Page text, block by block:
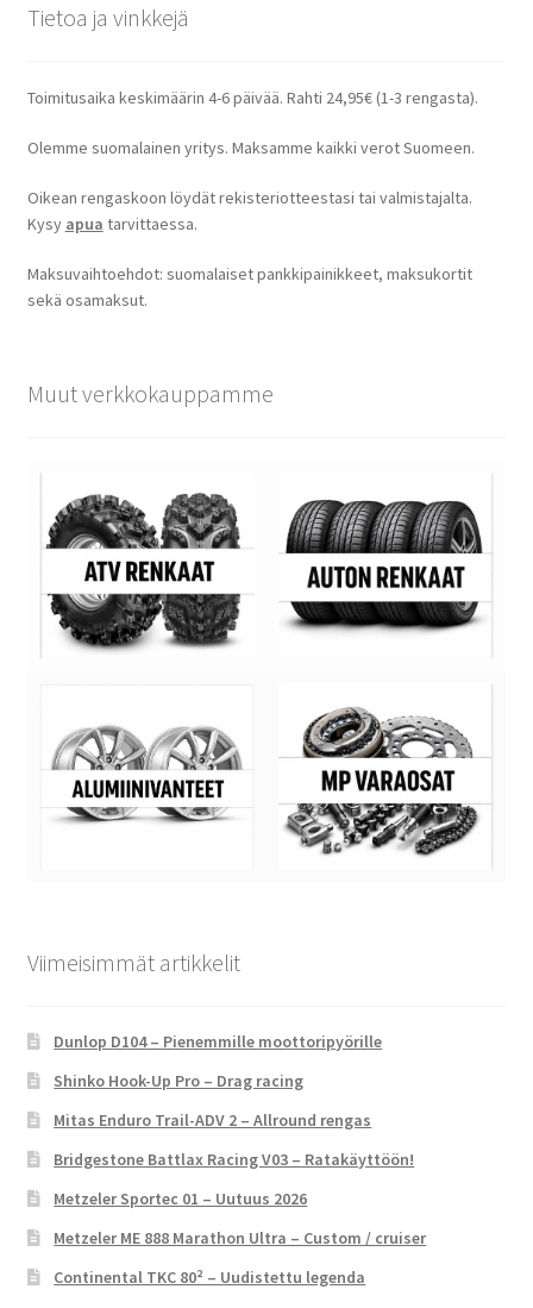
Tietoa ja vinkkejä
Toimitusaika keskimäärin 4-6 päivää. Rahti 24,95€ (1-3 rengasta).
Olemme suomalainen yritys. Maksamme kaikki verot Suomeen.
Oikean rengaskoon löydät rekisteriotteestasi tai valmistajalta.
Kysy apua tarvittaessa.
Maksuvaihtoehdot: suomalaiset pankkipainikkeet, maksukortit
sekä osamaksut.
Muut verkkokauppamme
Viimeisimmät artikkelit
Dunlop D104 – Pienemmille moottoripyörille
Shinko Hook-Up Pro – Drag racing
Mitas Enduro Trail-ADV 2 – Allround rengas
Bridgestone Battlax Racing V03 – Ratakäyttöön!
Metzeler Sportec 01 – Uutuus 2026
Metzeler ME 888 Marathon Ultra – Custom / cruiser
Continental TKC 80² – Uudistettu legenda